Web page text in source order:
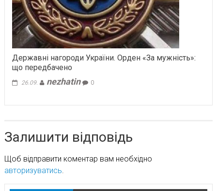
Державні нагороди України. Орден «За мужність»:
що передбачено
26.09. nezhatin 0
Залишити відповідь
Щоб відправити коментар вам необхідно
авторизуватись.